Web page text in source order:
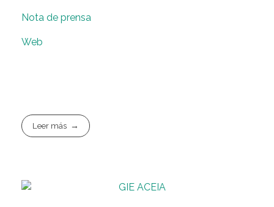
Nota de prensa
Web
Leer más